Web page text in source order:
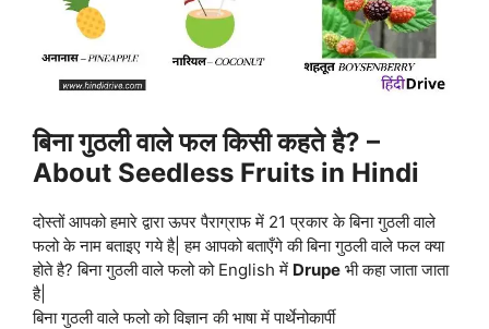
बिना गुठली वाले फल किसी कहते है? –
About Seedless Fruits in Hindi
दोस्तों आपको हमारे द्वारा ऊपर पैराग्राफ में 21 प्रकार के बिना गुठली वाले
फलो के नाम बताइए गये है| हम आपको बताएँगे की बिना गुठली वाले फल क्या
होते है? बिना गुठली वाले फलो को English में Drupe भी कहा जाता जाता
है|
बिना गुठली वाले फलो को विज्ञान की भाषा में पार्थेनोकार्पी